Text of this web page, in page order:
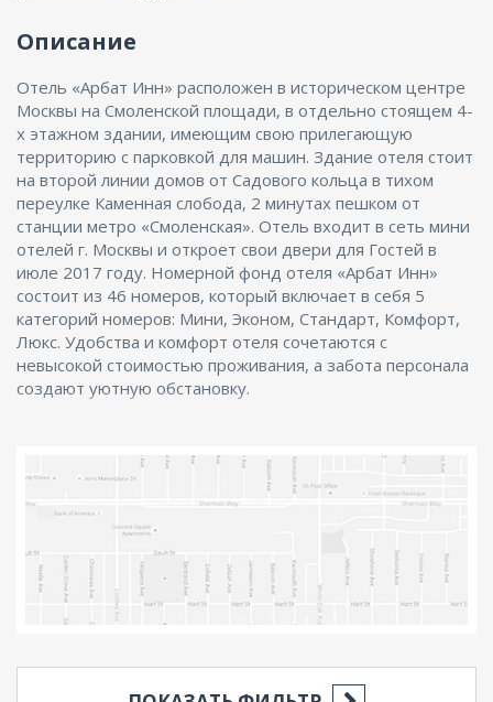
Описание
Отель «Арбат Инн» расположен в историческом центре
Москвы на Смоленской площади, в отдельно стоящем 4-
х этажном здании, имеющим свою прилегающую
территорию с парковкой для машин. Здание отеля стоит
на второй линии домов от Садового кольца в тихом
переулке Каменная слобода, 2 минутах пешком от
станции метро «Смоленская». Отель входит в сеть мини
отелей г. Москвы и откроет свои двери для Гостей в
июле 2017 году. Номерной фонд отеля «Арбат Инн»
состоит из 46 номеров, который включает в себя 5
категорий номеров: Мини, Эконом, Стандарт, Комфорт,
Люкс. Удобства и комфорт отеля сочетаются с
невысокой стоимостью проживания, а забота персонала
создают уютную обстановку.